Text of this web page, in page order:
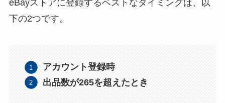
eBayストアに登録するベストなタイミングは、以
下の2つです。
アカウント登録時
出品数が265を超えたとき